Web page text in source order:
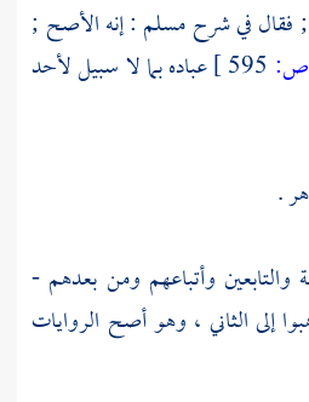
; فقال في شرحمسلم : إنه الأصح ;
ص:
عباده بما لا سبيل لأحد
.
والتابعين وأتباعهم ومن بعدهم -
إلى الثاني ، وهو أصح الروايات